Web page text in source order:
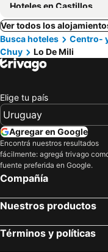
Hoteles en Castillos
Ver todos los
Busca hoteles
Centro-
Chuy
Lo De Mili
Elige tu país
Agregar en Google
Encontrá nuestros resultados
fácilmente: agregá trivago
fuente preferida en Google.
Compañía
Nuestros productos
Términos y políticas